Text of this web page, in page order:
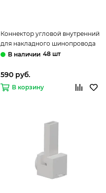
Коннектор угловой внутренний
для накладного шинопровода
A613633V белый Rapid-
48 шт
590 руб.
В корзину